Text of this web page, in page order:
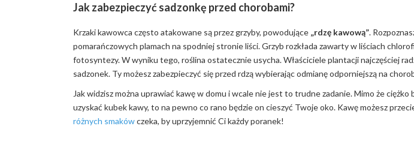
Jak zabezpieczyć sadzonkę przed chorobami?
Krzaki kawowca często atakowane są przez grzyby, powodujące „rdzę kawową”.
pomarańczowych plamach na spodniej stronie liści. Grzyb rozkłada zawarty w liściach
fotosyntezy. W wyniku tego, roślina ostatecznie usycha. Właściciele plantacji najczęściej
sadzonek. Ty możesz zabezpieczyć się przed rdzą wybierając odmianę odporniejszą na
Jak widzisz można uprawiać kawę w domu i wcale nie jest to trudne zadanie. Mimo że
uzyskać kubek kawy, to na pewno co rano będzie on cieszyć Twoje oko. Kawę możesz
różnych smakówczeka, by uprzyjemnić Ci każdy poranek!